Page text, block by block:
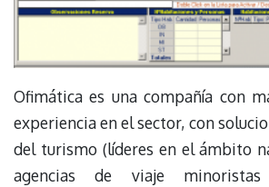
Ofimática es una compañía con
experiencia en el sector, con
del turismo (líderes en el ámbito
agencias de viaje